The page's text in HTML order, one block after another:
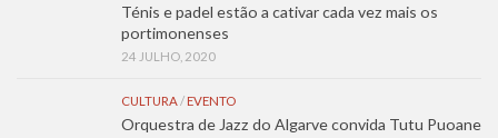
Ténis e padel estão a cativar cada vez mais os
portimonenses
24 JULHO, 2020
CULTURA / EVENTO
Orquestra de Jazz do Algarve convida Tutu Puoane